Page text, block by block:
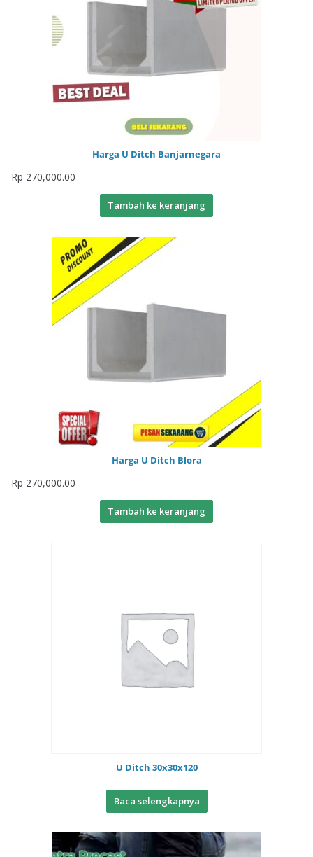
Harga U Ditch Banjarnegara
Rp 270,000.00
Tambah ke keranjang
Harga U Ditch Blora
Rp 270,000.00
Tambah ke keranjang
U Ditch 30x30x120
Baca selengkapnya